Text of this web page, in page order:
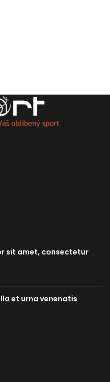
sit amet, consectetur
et urna venenatis